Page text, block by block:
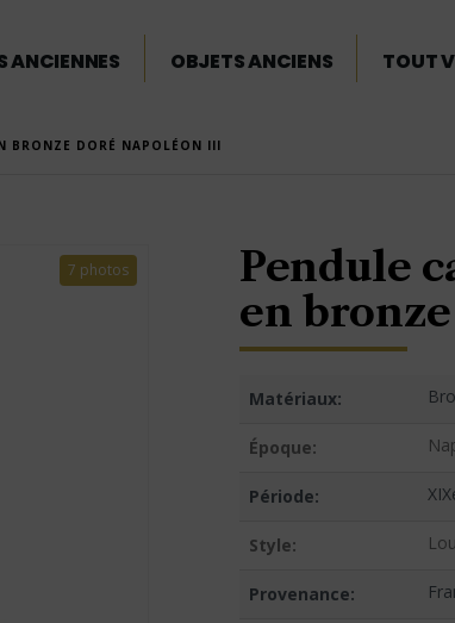
ANCIENNES OBJETS ANCIENS TOUT
BRONZE DORÉ NAPOLÉON III
7 photos
Pendule
en
Matériaux:
Époque:
Période:
Style:
Provenance: